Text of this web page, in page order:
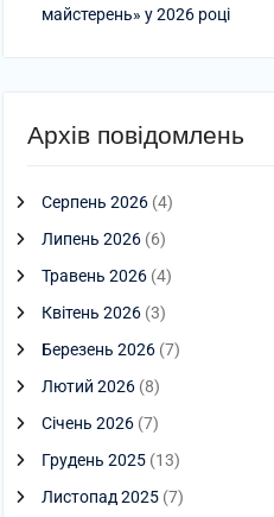
майстерень» у 2026 році
Архів повідомлень
Серпень 2026 (4)
Липень 2026 (6)
Травень 2026 (4)
Квітень 2026 (3)
Березень 2026 (7)
Лютий 2026 (8)
Січень 2026 (7)
Грудень 2025 (13)
Листопад 2025 (7)